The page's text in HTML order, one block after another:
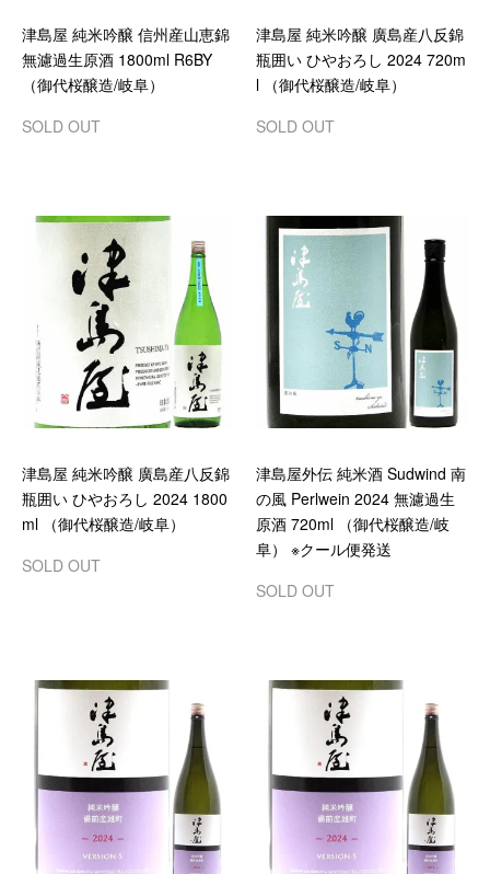
津島屋 純米吟醸 信州産山恵錦
無濾過生原酒 1800ml R6BY
（御代桜醸造/岐阜）
SOLD OUT
津島屋 純米吟醸 廣島産八反錦
瓶囲い ひやおろし 2024 720m
l （御代桜醸造/岐阜）
SOLD OUT
津島屋 純米吟醸 廣島産八反錦
瓶囲い ひやおろし 2024 1800
ml （御代桜醸造/岐阜）
SOLD OUT
津島屋外伝 純米酒 Sudwind 南
の風 Perlwein 2024 無濾過生
原酒 720ml （御代桜醸造/岐
阜） ※クール便発送
SOLD OUT